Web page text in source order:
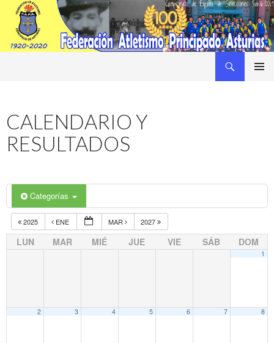
CALENDARIO Y
RESULTADOS
Categorías
2025 ENE MAR 2027
LUN MAR MIÉ JUE VIE SÁB DOM
1
2 3 4 5 6 7 8